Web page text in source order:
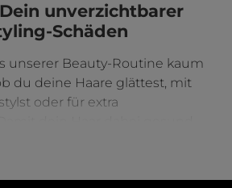
unverzichtbarer
Schäden
unserer Beauty-Routine kaum
du deine Haare glättest, mit
stylst oder für extra
ist ein guter Hitzeschutz
die dein Haar